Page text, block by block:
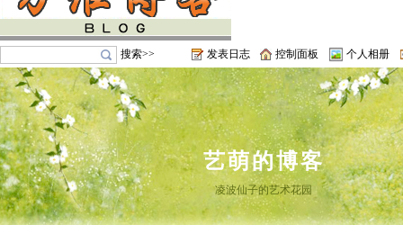
搜索>> 发表日志 控制面板 个人相册
艺萌的博客
凌波仙子的艺术花园